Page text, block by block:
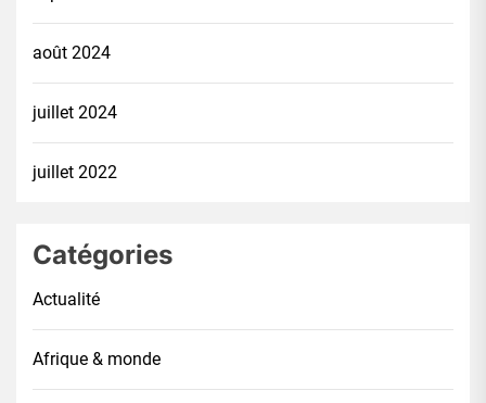
août 2024
juillet 2024
juillet 2022
Catégories
Actualité
Afrique & monde